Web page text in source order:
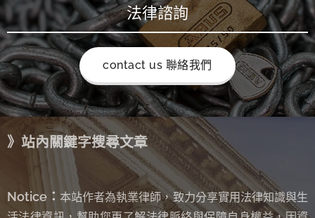
法律諮詢
contact us 聯絡我們
》站內關鍵字搜尋文章
Notice： 本站作者為執業律師，致力分享實用法律知識與生